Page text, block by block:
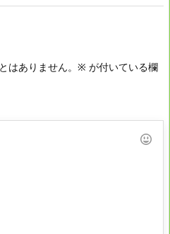
はありません。 ※ が付いている欄